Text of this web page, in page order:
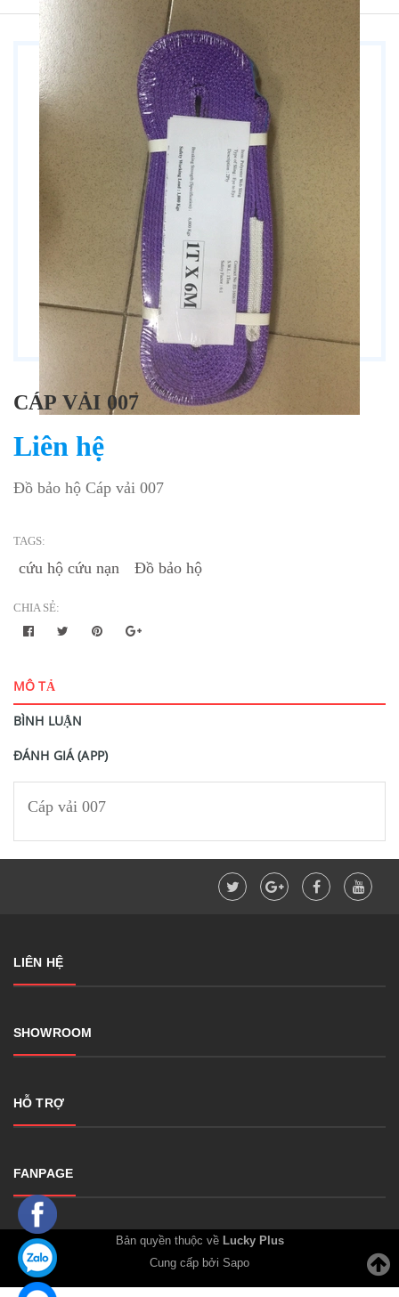
CÁP VẢI 007
Liên hệ
Đồ bảo hộ Cáp vải 007
TAGS:
cứu hộ cứu nạn Đồ bảo hộ
CHIA SẺ:
MÔ TẢ
BÌNH LUẬN
ĐÁNH GIÁ (APP)
Cáp vải 007
LIÊN HỆ
SHOWROOM
HỖ TRỢ
FANPAGE
Bản quyền thuộc về Lucky Plus
Cung cấp bởi Sapo